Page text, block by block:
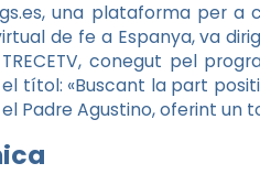
una plataforma per
de fe a Espanya, va
conegut pel
títol: «Buscant la part
el Padre Agustino, oferint